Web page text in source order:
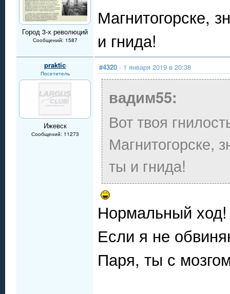
Город 3-х революций
Сообщений: 1587
Магнитогорске,
и гнида!
praktic
Посетитель
Ижевск
Сообщений: 11273
#4320 - 1 января 2019 в 20:38
вадим55:
Вот твоя
Магнитогорске,
ты и гнида!
Нормальный ход!
Если я не
Паря, ты с